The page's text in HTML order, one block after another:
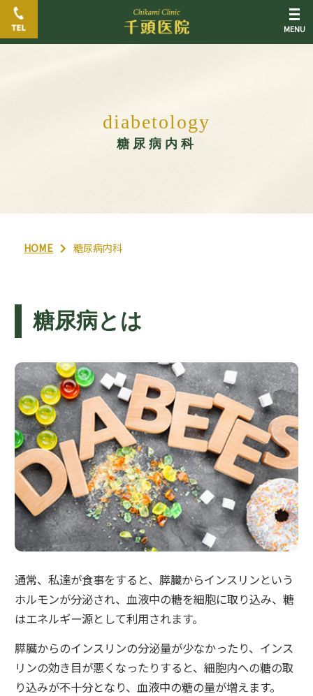
diabetology
糖尿病内科
HOME 糖尿病内科
糖尿病とは
通常、私達が食事をすると、膵臓からインスリンという
ホルモンが分泌され、血液中の糖を細胞に取り込み、糖
はエネルギー源として利用されます。
膵臓からのインスリンの分泌量が少なかったり、インス
リンの効き目が悪くなったりすると、細胞内への糖の取
り込みが不十分となり、血液中の糖の量が増えます。